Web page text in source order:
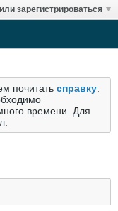
зарегистрироваться
почитать справку
времени. Для